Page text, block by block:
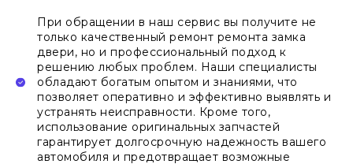
При обращении в наш сервис вы получите не
только качественный ремонт ремонта замка
двери, но и профессиональный подход к
решению любых проблем. Наши специалисты
обладают богатым опытом и знаниями, что
позволяет оперативно и эффективно выявлять и
устранять неисправности. Кроме того,
использование оригинальных запчастей
гарантирует долгосрочную надежность вашего
автомобиля и предотвращает возможные